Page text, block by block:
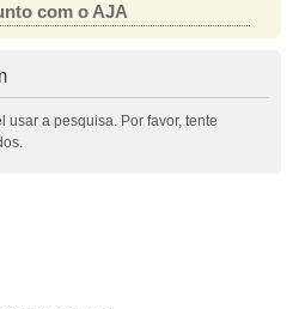
com o AJA
usar a pesquisa. Por favor, tente